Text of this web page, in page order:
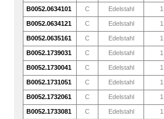
B0052.0634101 C Edelstahl
B0052.0634121 C Edelstahl
B0052.0635161 C Edelstahl
B0052.1739031 C Edelstahl
B0052.1730041 C Edelstahl
B0052.1731051 C Edelstahl
B0052.1732061 C Edelstahl
B0052.1733081 C Edelstahl